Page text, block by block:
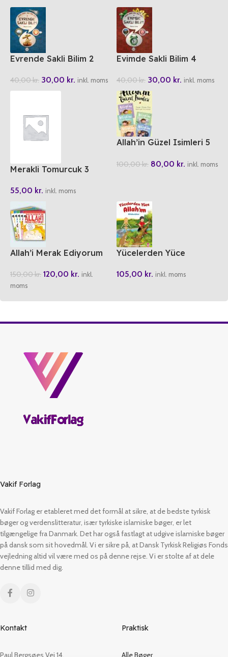
Evrende Sakli Bilim 2
40,00kr. 30,00 kr. inkl. moms
Evimde Sakli Bilim 4
40,00kr. 30,00 kr. inkl. moms
Merakli Tomurcuk 3
55,00 kr. inkl. moms
Allah’in Güzel Isimleri 5
100,00kr. 80,00 kr. inkl. moms
Allah’i Merak Ediyorum
150,00kr. 120,00 kr. inkl.
moms
Yücelerden Yüce
105,00 kr. inkl. moms
Vakif Forlag
Vakif Forlag er etableret med det formål at sikre, at de bedste tyrkisk
bøger og verdenslitteratur, især tyrkiske islamiske bøger, er let
tilgængelige fra Danmark. Det har også fastlagt at udgive islamiske bøger
på dansk som sit hovedmål. Vi er sikre på, at Dansk Tyrkisk Religiøs Fonds
vejledning altid vil være med os på denne rejse. Vi er stolte af at dele
denne tillid med dig.
Kontakt
Paul Bergsøes Vej 14,
Praktisk
Alle Bøger